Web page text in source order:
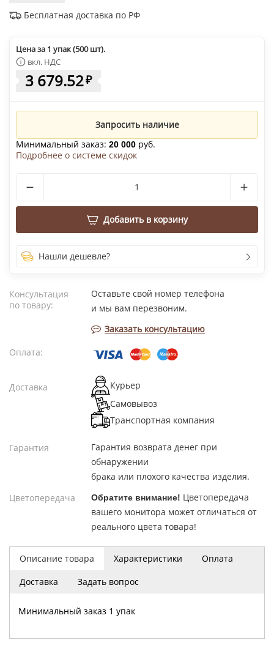
Бесплатная доставка по РФ
Цена за 1 упак (500 шт).
вкл. НДС
3 679.52₽
Запросить наличие
Минимальный заказ: 20 000 руб.
Подробнее о системе скидок
Добавить в корзину
Нашли дешевле?
Описание товара Характеристики
Оплата
Доставка
Задать вопрос
Минимальный заказ 1 упак
Консультация
по товару:
Оставьте свой номер телефона
и мы вам перезвоним.
Заказать консультацию
Оплата:
Доставка
Курьер
Самовывоз
Транспортная компания
Гарантия
Гарантия возврата денег при
обнаружении
брака или плохого качества изделия.
Цветопередача
Обратите внимание! Цветопередача
вашего монитора может отличаться от
реального цвета товара!